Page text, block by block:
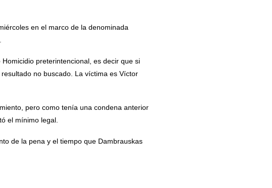
en el marco de la denominada
preterintencional, es decir que si
no buscado. La víctima es Víctor
pero como tenía una condena anterior
el mínimo legal.
de la pena y el tiempo que Dambrauskas